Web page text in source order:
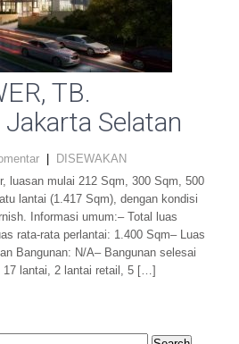
TB.
Selatan
DISEWAKAN
luasan mulai 212 Sqm, 300 Sqm, 500
lantai (1.417 Sqm), dengan kondisi
Informasi umum:– Total luas
rata-rata perlantai: 1.400 Sqm– Luas
Bangunan: N/A– Bangunan selesai
17 lantai, 2 lantai retail, 5 […]